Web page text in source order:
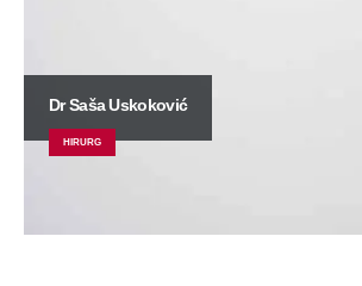
Dr Saša Uskoković
HIRURG